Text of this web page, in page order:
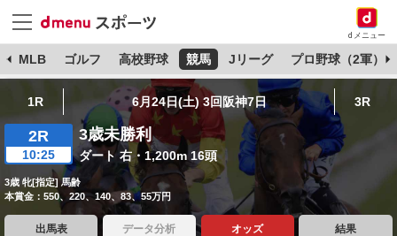
dメニュー
MLB ゴルフ 高校野球 競馬 Jリーグ プロ野球（2軍）
1R 6月24日(土) 3回阪神7日 3R
2R
10:25
3歳未勝利
ダート 右・1,200m 16頭
3歳 牝[指定] 馬齢
本賞金：550、220、140、83、55万円
出馬表 データ分析 オッズ 結果